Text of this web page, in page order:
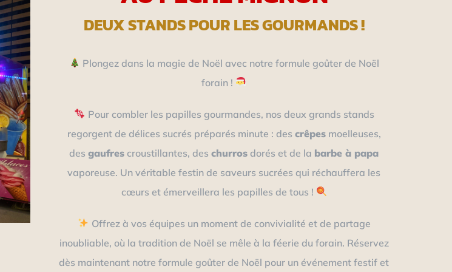
DEUX STANDS POUR LES GOURMANDS !
Plongez dans la magie de Noël avec notre formule goûter de Noël
forain !
Pour combler les papilles gourmandes, nos deux grands stands
regorgent de délices sucrés préparés minute : des crêpesmoelleuses,
desgaufres croustillantes, deschurros dorés et de la barbe à papa
vaporeuse. Un véritable festin de saveurs sucrées qui réchauffera les
cœurs et émerveillera les papilles de tous !
Offrez à vos équipes un moment de convivialité et de partage
inoubliable, où la tradition de Noël se mêle à la féerie du forain. Réservez
dès maintenant notre formule goûter de Noël pour un événement festif et